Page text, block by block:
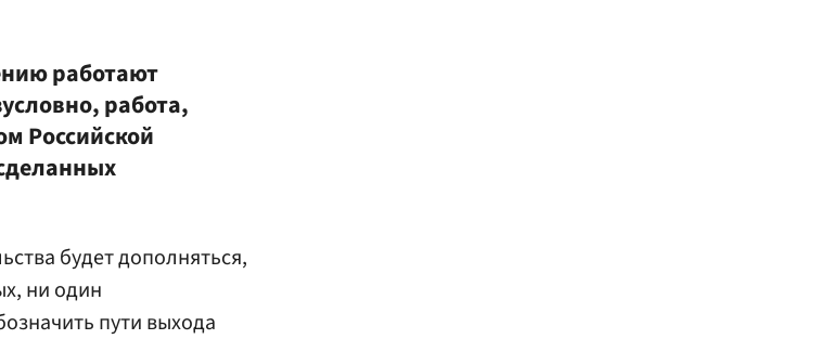
работают
работа,
Российской
будет дополняться,
ни один
пути выхода